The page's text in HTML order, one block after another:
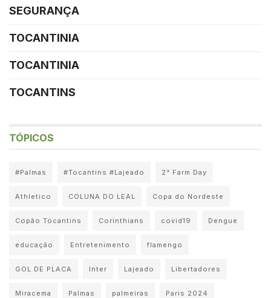
SEGURANÇA
TOCANTINIA
TOCANTINIA
TOCANTINS
TÓPICOS
#Palmas #Tocantins #Lajeado 2° Farm Day
Athletico COLUNA DO LEAL Copa do Nordeste
Copão Tocantins Corinthians covid19 Dengue
educação Entretenimento flamengo
GOL DE PLACA Inter Lajeado Libertadores
Miracema Palmas palmeiras Paris 2024